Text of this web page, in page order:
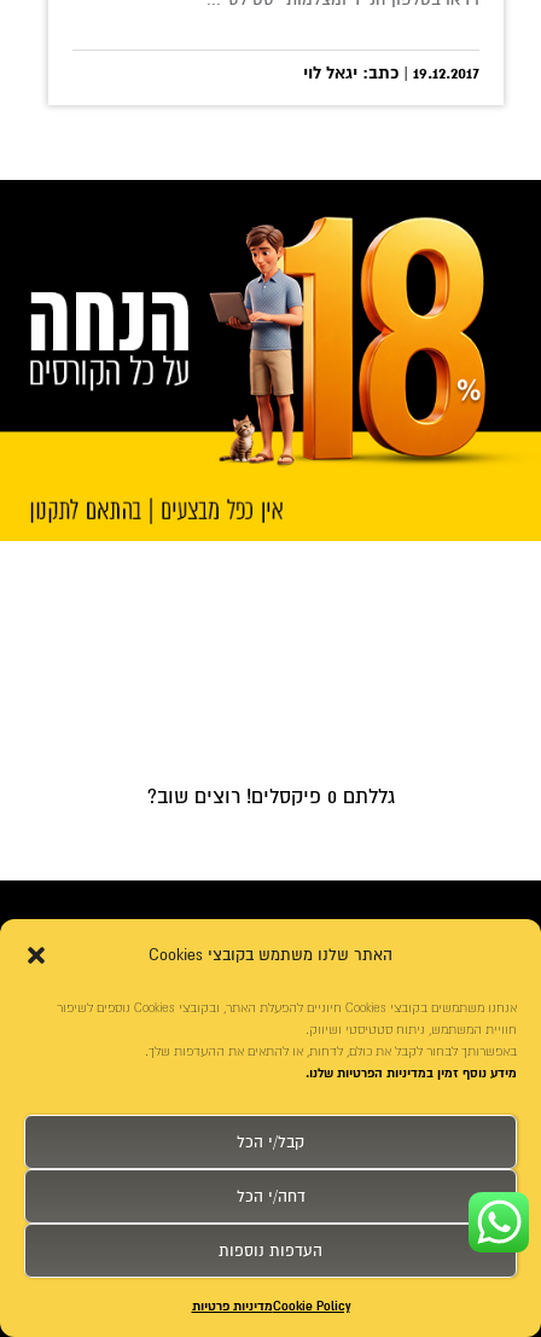
האתר שלנו משתמש בקובצי Cookies
אנחנו משתמשים בקובצי Cookies חיוניים להפעלת האתר, ובקובצי Cookies נוספים לשיפור
חוויית המשתמש, ניתוח סטטיסטי ושיווק.
באפשרותך לבחור לקבל את כולם, לדחות, או להתאים את ההעדפות שלך.
מידע נוסף זמין במדיניות הפרטיות שלנו.
קבל/י הכל
דחה/י הכל
העדפות נוספות
Cookie Policyמדיניות פרטיות
19.12.2017 | כתב: יגאל לוי
גללתם0 פיקסלים! רוצים שוב?
ליציאה מתחנת רכבת ת"א מרכז (סבידור).
כתובת: ז'בוטינסקי 1, רמת-גן
טלפון:03-5291888
כתובת לדואר: ת.ד 3625 רמת גן 5213605